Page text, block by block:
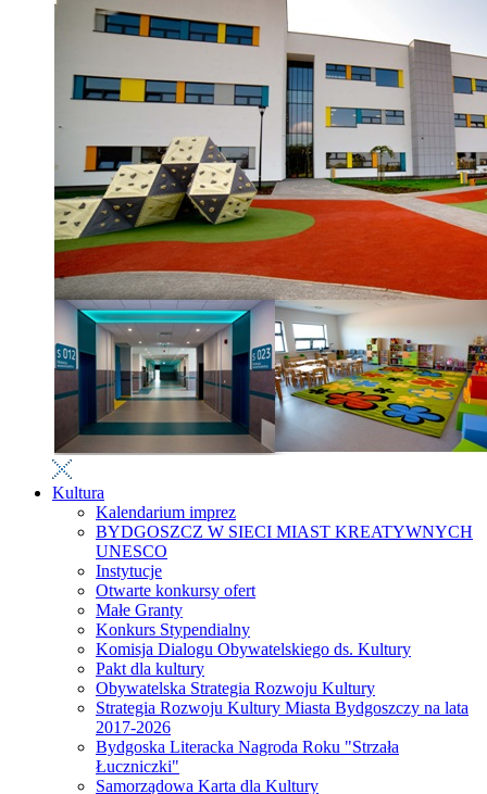
Kultura
Kalendarium imprez
BYDGOSZCZ W SIECI MIAST KREATYWNYCH
UNESCO
Instytucje
Otwarte konkursy ofert
Małe Granty
Konkurs Stypendialny
Komisja Dialogu Obywatelskiego ds. Kultury
Pakt dla kultury
Obywatelska Strategia Rozwoju Kultury
Strategia Rozwoju Kultury Miasta Bydgoszczy na lata
2017-2026
Bydgoska Literacka Nagroda Roku "Strzała
Łuczniczki"
Samorządowa Karta dla Kultury